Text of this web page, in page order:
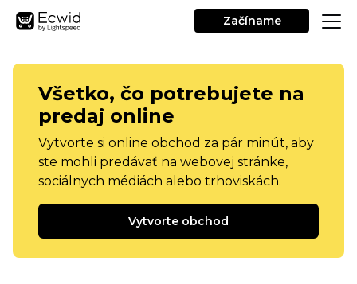
Začíname
Všetko, čo potrebujete na
predaj online
Vytvorte si online obchod za pár minút, aby
ste mohli predávať na webovej stránke,
sociálnych médiách alebo trhoviskách.
Vytvorte obchod